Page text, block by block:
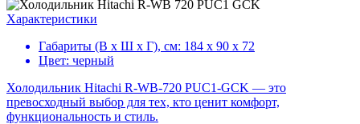
Характеристики
Габариты (В х Ш х Г), см: 184 х 90 х 72
Цвет: черный
Холодильник Hitachi R-WB-720 PUC1-GCK — это
превосходный выбор для тех, кто ценит комфорт,
функциональность и стиль.